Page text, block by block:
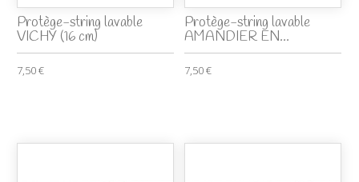
Protège-string lavable
VICHY (16 cm)
7,50 €
Protège-string lavable
AMANDIER EN...
7,50 €